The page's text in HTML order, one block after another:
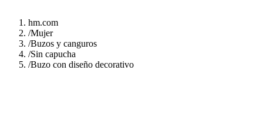
hm.com
/Mujer
/Buzos y canguros
/Sin capucha
/Buzo con diseño decorativo